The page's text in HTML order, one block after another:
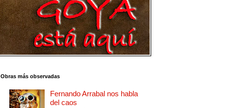
Obras más observadas
Fernando Arrabal nos habla
del caos